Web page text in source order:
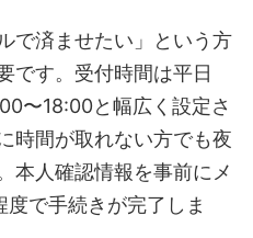
で済ませたい」という方
です。受付時間は平日
〜18:00と幅広く設定さ
時間が取れない方でも夜
本人確認情報を事前にメ
で手続きが完了しま